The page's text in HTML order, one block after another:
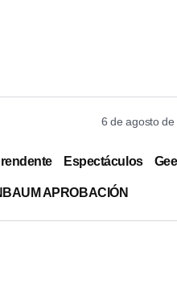
6 de agosto de
Espectáculos
APROBACIÓN